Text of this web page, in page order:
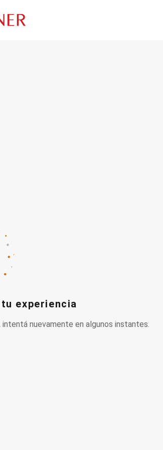
experiencia
nuevamente en algunos instantes.